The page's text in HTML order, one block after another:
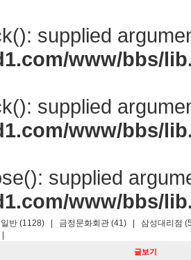
supplied
www/bbs/
supplied
www/bbs/
supplied
www/bbs/
일반 (1128) 금정문화회관 (41)
삼성대리점
글보기